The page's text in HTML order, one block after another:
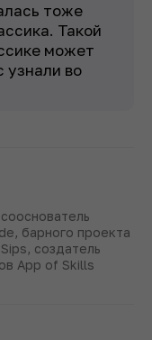
тоже
Такой
может
узнали во
барного проекта
создатель
App of Skills